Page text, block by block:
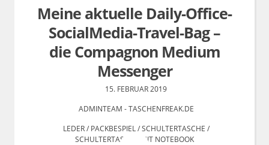
Meine aktuelle Daily-Office-
SocialMedia-Travel-Bag –
die Compagnon Medium
Messenger
15. FEBRUAR 2019
ADMINTEAM - TASCHENFREAK.DE
LEDER/ PACKBESPIEL/SCHULTERTASCHE /
SCHULTERTASCHE MIT NOTEBOOK